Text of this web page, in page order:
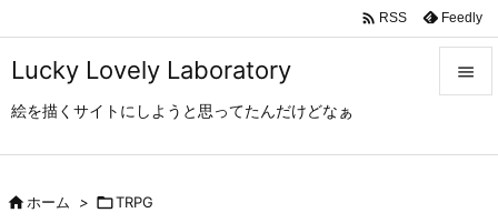
Lucky Lovely Laboratory
絵を描くサイトにしようと思ってたんだけどなぁ

 RSS Feedly
ホーム > TRPG